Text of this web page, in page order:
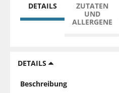
DETAILS
ZUTATEN
UND
ALLERGENE
DETAILS
Beschreibung